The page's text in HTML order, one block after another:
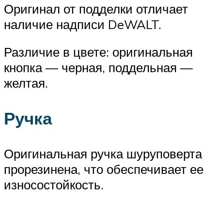
Оригинал от подделки отличает
наличие надписи DeWALT.
Различие в цвете: оригинальная
кнопка — черная, поддельная —
желтая.
Ручка
Оригинальная ручка шуруповерта
прорезинена, что обеспечивает ее
износостойкость.